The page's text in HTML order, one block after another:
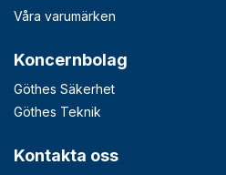
Våra varumärken
Koncernbolag
Göthes Säkerhet
Göthes Teknik
Kontakta oss